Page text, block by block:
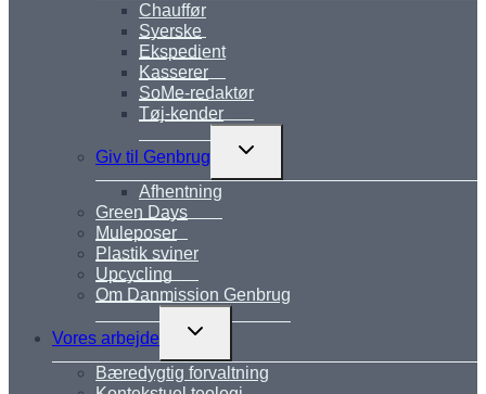
Chauffør
Syerske
Ekspedient
Kasserer
SoMe-redaktør
Tøj-kender
Giv til Genbrug
Skift
Afhentning
Green Days
Muleposer
Plastik sviner
Upcycling
Om Danmission Genbrug
Vores arbejde
Skift
Bæredygtig forvaltning